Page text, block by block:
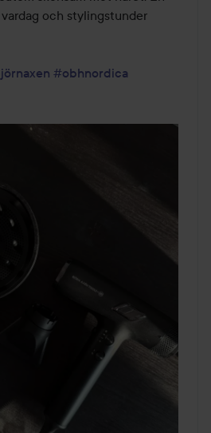
och stylingstunder
#obhnordica